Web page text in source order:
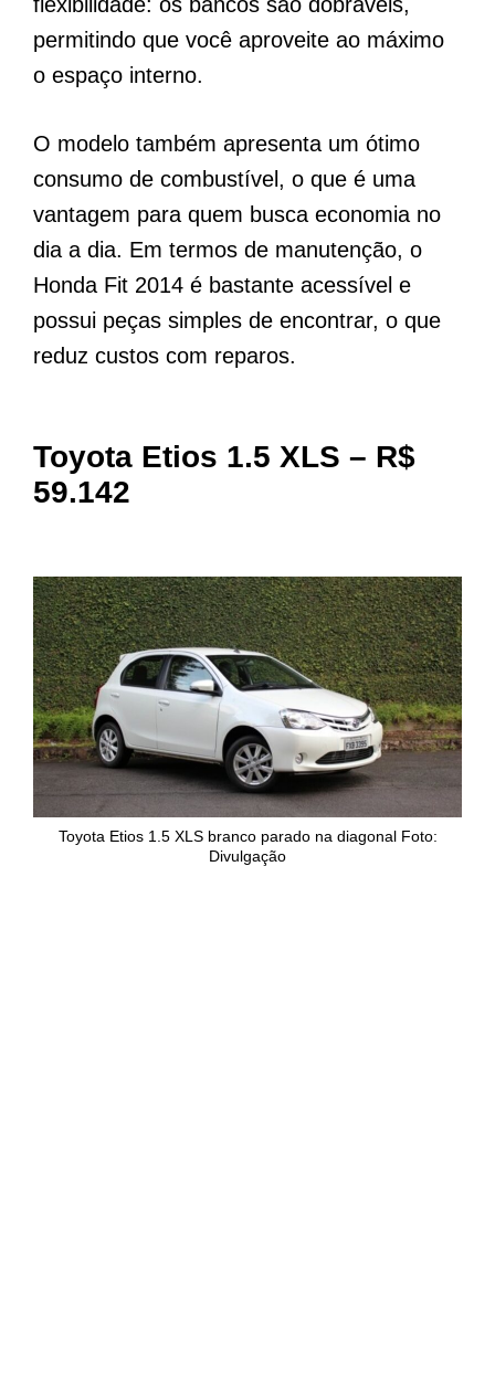
permitindo que você aproveite ao máximo
o espaço interno.
O modelo também apresenta um ótimo
consumo de combustível, o que é uma
vantagem para quem busca economia no
dia a dia. Em termos de manutenção, o
Honda Fit 2014 é bastante acessível e
possui peças simples de encontrar, o que
reduz custos com reparos.
Toyota Etios 1.5 XLS – R$
59.142
Toyota Etios 1.5 XLS branco parado na diagonal Foto:
Divulgação